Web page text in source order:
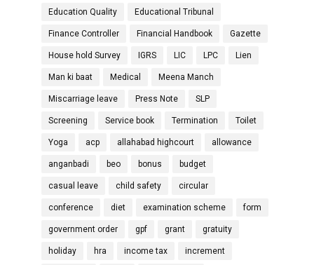
Education Quality Educational Tribunal
Finance Controller Financial Handbook Gazette
House hold Survey IGRS LIC LPC Lien
Man ki baat Medical Meena Manch
Miscarriage leave Press Note SLP
Screening Service book Termination Toilet
Yoga acp allahabad highcourt allowance
anganbadi beo bonus budget
casual leave child safety circular
conference diet examination scheme form
government order gpf grant gratuity
holiday hra income tax increment